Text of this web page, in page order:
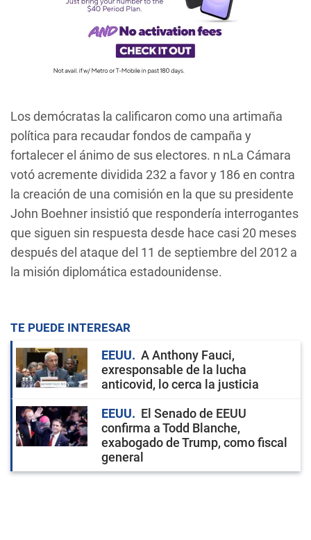
Los demócratas la calificaron como una artimaña
política para recaudar fondos de campaña y
fortalecer el ánimo de sus electores. n nLa Cámara
votó acremente dividida 232 a favor y 186 en contra
la creación de una comisión en la que su presidente
John Boehner insistió que respondería interrogantes
que siguen sin respuesta desde hace casi 20 meses
después del ataque del 11 de septiembre del 2012 a
la misión diplomática estadounidense.
TE PUEDE INTERESAR
EEUU
A Anthony Fauci,
exresponsable de la lucha
anticovid, lo cerca la justicia
EEUU
El Senado de EEUU
confirma a Todd Blanche,
exabogado de Trump, como fiscal
general